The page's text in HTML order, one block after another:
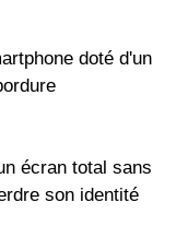
doté d'un
écran total sans
son identité